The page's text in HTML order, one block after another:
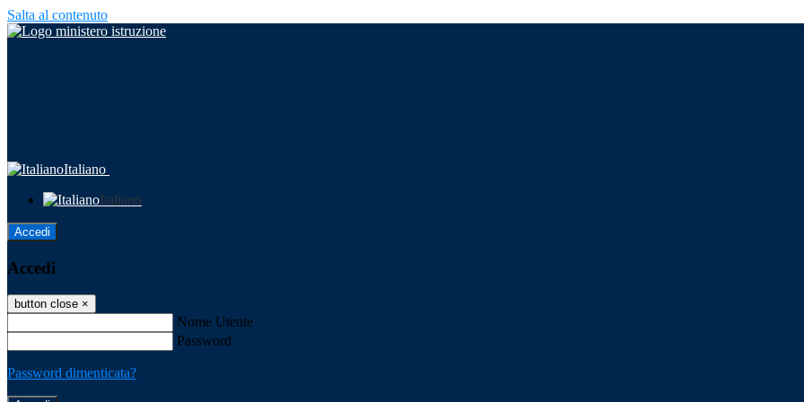
Salta al contenuto
Italiano
Italiano
Accedi
Accedi
button close ×
Nome Utente
Password
Password dimenticata?